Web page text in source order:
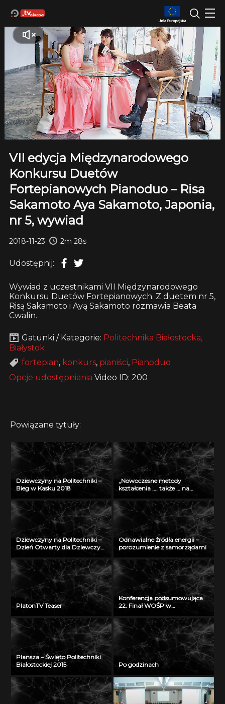
VII edycja Międzynarodowego
Konkursu Duetów
Fortepianowych Pianoduo – Risa
Sakamoto Aya Sakamoto, Japonia,
nr 5, wywiad
2018-11-23 2m 28s
Udostępnij:
Wywiad z uczestnikami VII Międzynarodowego
Konkursu Duetów Fortepianowych. Z duetem nr 5,
Risą Sakamoto i Ayą Sakamoto rozmawia Beata
Cwalin.
Gatunki / Kategorie: Politechnika Białostocka,
Białystok
fortepian, konkurs, pianiści, Pianoduo
Opcje udostępniania Video ID: 200
Powiązane tytuły:
Dziewczyny na Politechniki –
Bieg w Kasku 2018
„Nowoczesne metody
kształcenia …. także … na
Radiu Akadera – 11 grudzień
2012
Dziewczyny na Politechniki –
Dzień Otwarty dla Dziewczyn
Odnawialne żródła energii –
porozumienie z samorządami
PlatonTV Teaser
Konferencja podsumowująca
22. Finał WOŚP w
Plansza – Święto Politechniki
Białostockiej 2015
Po godzinach